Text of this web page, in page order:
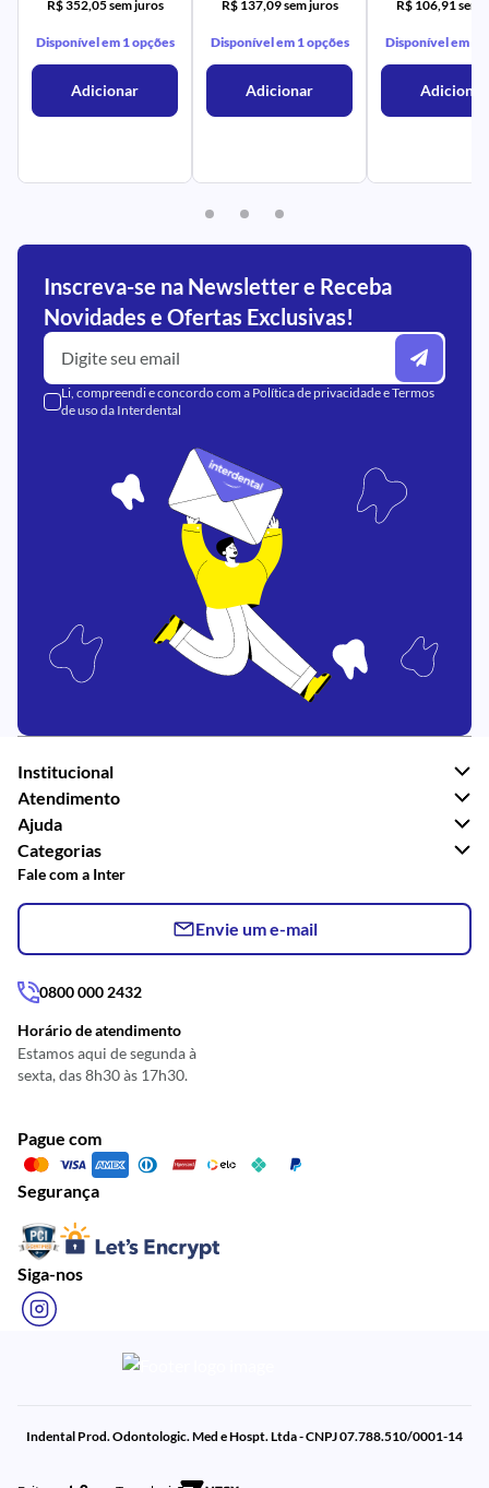
R$ 352,05 sem juros
Disponível em 1 opções
Adicionar
R$ 137,09 sem juros
Disponível em 1 opções
Adicionar
R$ 106,91 sem
Disponível em 1
Adicionar
Inscreva-se na Newsletter e Receba
Novidades e Ofertas Exclusivas!
Li, compreendi e concordo com a Política de privacidadeeTermos
de usoda Interdental
Institucional
Atendimento
Ajuda
Categorias
Fale com a Inter
Envie um e-mail
0800 000 2432
Horário de atendimento
Estamos aqui de segunda à
sexta, das 8h30 às 17h30.
Pague com
Segurança
Siga-nos
Indental Prod. Odontologic. Med e Hospt. Ltda - CNPJ 07.788.510/0001-14